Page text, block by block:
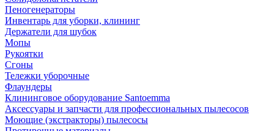
Пеногенераторы
Инвентарь для уборки, клининг
Держатели для шубок
Мопы
Рукоятки
Сгоны
Тележки уборочные
Флаундеры
Клининговое оборудование Santoemma
Аксессуары и запчасти для профессиональных пылесосов
Моющие (экстракторы) пылесосы